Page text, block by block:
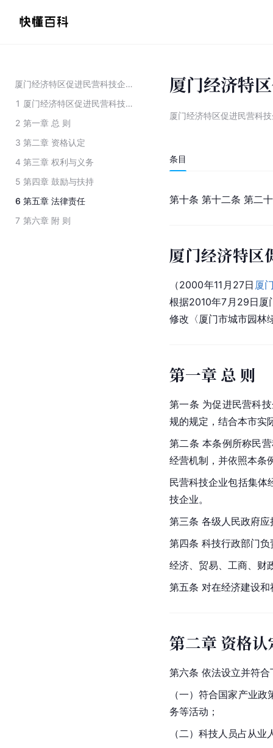
厦门经济特区促进民营科技企业发展条例
1
厦门经济特区促进民营科技企业发展条例
2 第一章 总 则
3 第二章 资格认定
4 第三章 权利与义务
5 第四章 鼓励与扶持
6 第五章 法律责任
7 第六章 附 则
厦门经济特
厦门经济特区促进民营科
条目
第十条 第十二条 第二
厦门经济特区
（2000年11月27日 厦
根据2010年7月29日厦
修改〈厦门市城市园林
第一章 总 则
第一条 为促进民营科
规的规定，结合本市实
第二条 本条例所称民
经营机制，并依照本条
民营科技企业包括集体
技企业。
第三条 各级人民政府
第四条 科技行政部门
经济、贸易、工商、财
第五条 对在经济建设
第二章 资格认
第六条 依法设立并符
（一）符合国家产业
务等活动；
（二）科技人员占从